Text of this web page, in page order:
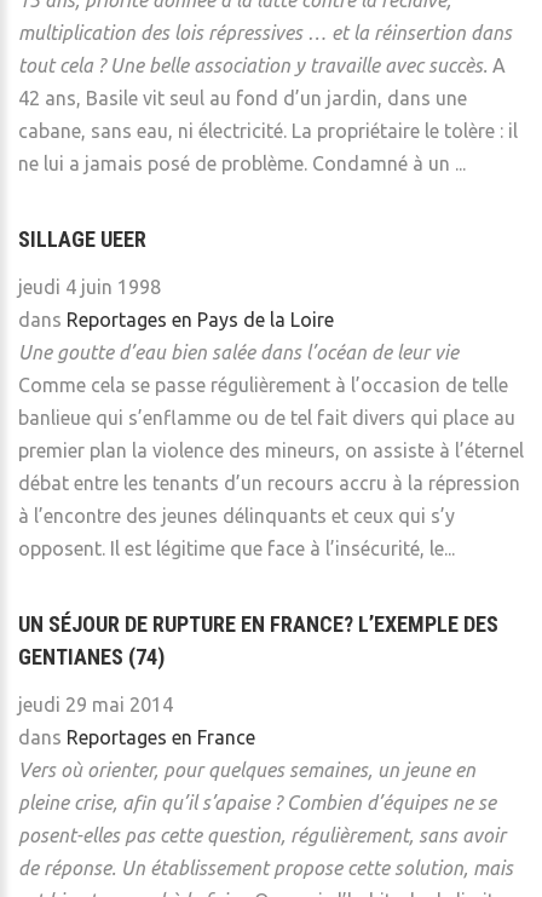
multiplication des lois répressives … et la réinsertion dans
tout cela ? Une belle association y travaille avec succès. A
42 ans, Basile vit seul au fond d’un jardin, dans une
cabane, sans eau, ni électricité. La propriétaire le tolère : il
ne lui a jamais posé de problème. Condamné à un ...
SILLAGE UEER
jeudi 4 juin 1998
dans Reportages en Pays de la Loire
Une goutte d’eau bien salée dans l’océan de leur vie
Comme cela se passe régulièrement à l’occasion de telle
banlieue qui s’enflamme ou de tel fait divers qui place au
premier plan la violence des mineurs, on assiste à l’éternel
débat entre les tenants d’un recours accru à la répression
à l’encontre des jeunes délinquants et ceux qui s’y
opposent. Il est légitime que face à l’insécurité, le...
UN SÉJOUR DE RUPTURE EN FRANCE? L’EXEMPLE DES
GENTIANES (74)
jeudi 29 mai 2014
dans Reportages en France
Vers où orienter, pour quelques semaines, un jeune en
pleine crise, afin qu’il s’apaise ? Combien d’équipes ne se
posent-elles pas cette question, régulièrement, sans avoir
de réponse. Un établissement propose cette solution, mais